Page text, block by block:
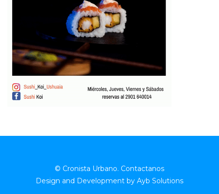
© Cronista Urbano. Contactanos
Design and Development by Ayb Solutions